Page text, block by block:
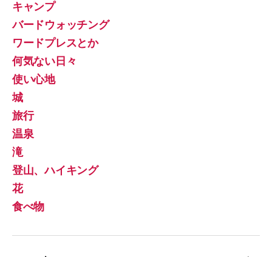
キャンプ
バードウォッチング
ワードプレスとか
何気ない日々
使い心地
城
旅行
温泉
滝
登山、ハイキング
花
食べ物